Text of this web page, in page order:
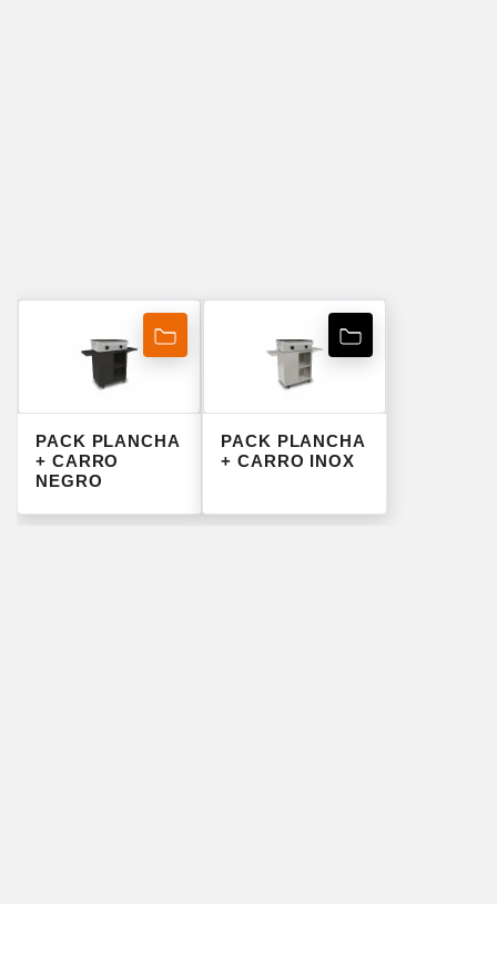
PACK PLANCHA
+ CARRO
NEGRO
PACK PLANCHA
+ CARRO INOX